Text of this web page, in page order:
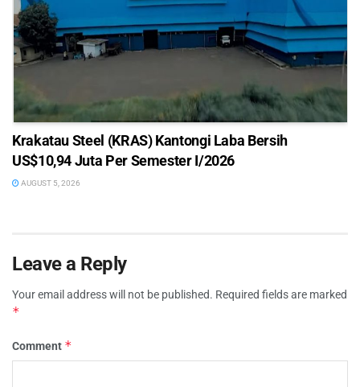
Krakatau Steel (KRAS) Kantongi Laba Bersih
US$10,94 Juta Per Semester I/2026
AUGUST 5, 2026
Leave a Reply
Your email address will not be published. Required fields are marked
*
Comment *